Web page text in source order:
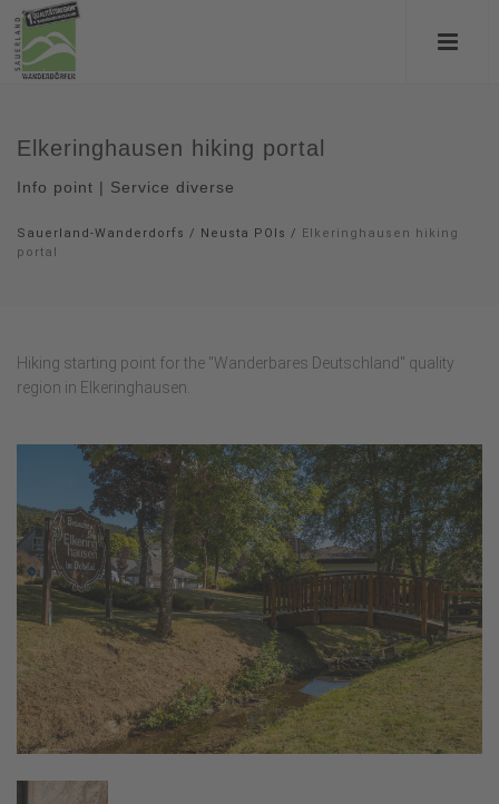
Elkeringhausen hiking portal
Info point | Service diverse
Sauerland-Wanderdorfs / Neusta POIs / Elkeringhausen hiking
portal
Hiking starting point for the "Wanderbares Deutschland" quality
region in Elkeringhausen.